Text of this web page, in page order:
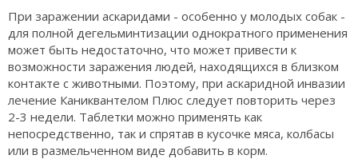
При заражении аскаридами - особенно у молодых собак -
для полной дегельминтизации однократного применения
может быть недостаточно, что может привести к
возможности заражения людей, находящихся в близком
контакте с животными. Поэтому, при аскаридной инвазии
лечение Каниквантелом Плюс следует повторить через
2-3 недели. Таблетки можно применять как
непосредственно, так и спрятав в кусочке мяса, колбасы
или в размельченном виде добавить в корм.